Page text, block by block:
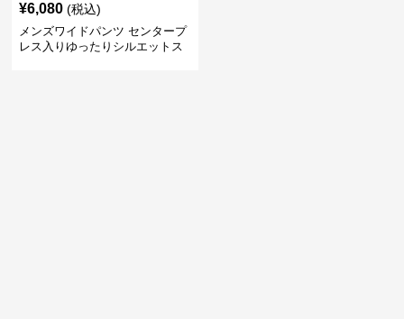
¥6,080 (税込)
メンズワイドパンツ センタープ
レス入りゆったりシルエットス